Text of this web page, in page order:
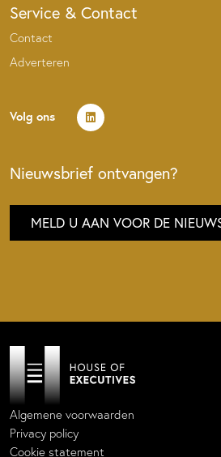
Service & Contact
Contact
Adverteren
Volg ons
Nieuwsbrief ontvangen?
MELD U AAN VOOR DE
Algemene voorwaarden
Privacy policy
Cookie statement